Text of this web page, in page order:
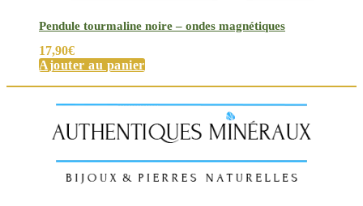
Pendule tourmaline noire – ondes magnétiques
17,90€
Ajouter au panier